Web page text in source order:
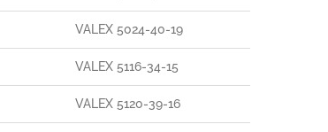
VALEX 5024-40-19
VALEX 5116-34-15
VALEX 5120-39-16